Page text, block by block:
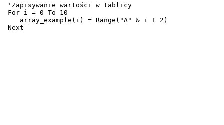
'Zapisywanie wartości w tablicy
For i = 0 To 10
    array_example(i) = Range("A" & i + 2)